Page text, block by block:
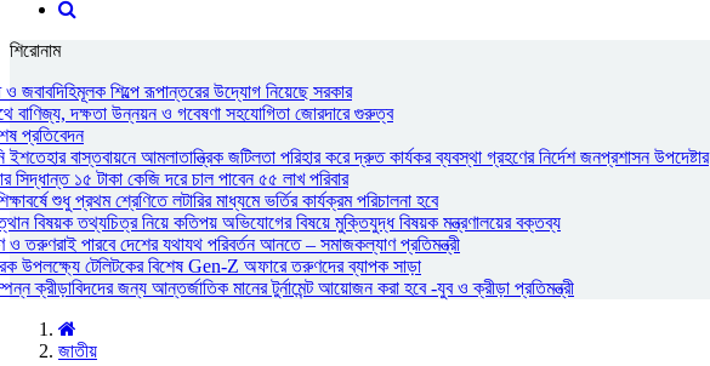
শিরোনাম
ও জবাবদিহিমূলক শিল্পে রূপান্তরের উদ্যোগ নিয়েছে সরকার
বাণিজ্য, দক্ষতা উন্নয়ন ও গবেষণা সহযোগিতা জোরদারে গুরুত্ব
প্রতিবেদন
ইশতেহার বাস্তবায়নে আমলাতান্ত্রিক জটিলতা পরিহার করে দ্রুত কার্যকর ব্যবস্থা গ্রহণের নির্দেশ জনপ্রশাসন উপদেষ্টার
১৫ টাকা কেজি দরে চাল পাবেন ৫৫ লাখ পরিবার
শুধু প্রথম শ্রেণিতে লটারির মাধ্যমে ভর্তির কার্যক্রম পরিচালনা হবে
বিষয়ক তথ্যচিত্র নিয়ে কতিপয় অভিযোগের বিষয়ে মুক্তিযুদ্ধ বিষয়ক মন্ত্রণালয়ের বক্তব্য
পারবে দেশের যথাযথ পরিবর্তন আনতে – সমাজকল্যাণ প্রতিমন্ত্রী
উপলক্ষ্যে টেলিটকের বিশেষ Gen-Z অফারে তরুণদের ব্যাপক সাড়া
ক্রীড়াবিদদের জন্য আন্তর্জাতিক মানের টুর্নামেন্ট আয়োজন করা হবে -যুব ও ক্রীড়া প্রতিমন্ত্রী
জাতীয়